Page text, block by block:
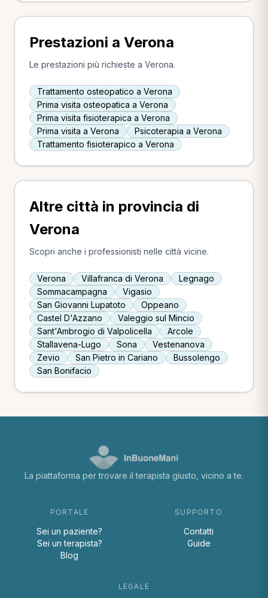
Prestazioni a Verona
Le prestazioni più richieste a Verona.
Trattamento osteopatico a Verona
Prima visita osteopatica a Verona
Prima visita fisioterapica a Verona
Prima visita a Verona
Psicoterapia a Verona
Trattamento fisioterapico a Verona
Altre città in provincia di
Verona
Scopri anche i professionisti nelle città vicine.
Verona Villafranca di Verona
Legnago
Sommacampagna
Vigasio
San Giovanni Lupatoto
Oppeano
Castel D'Azzano
Valeggio sul Mincio
Sant'Ambrogio di Valpolicella
Arcole
Stallavena-Lugo
Sona
Vestenanova
Zevio
San Pietro in Cariano
Bussolengo
San Bonifacio
La piattaforma per trovare il terapista giusto, vicino a te.
PORTALE
Sei un paziente?
Sei un terapista?
Blog
SUPPORTO
Contatti
Guide
LEGALE